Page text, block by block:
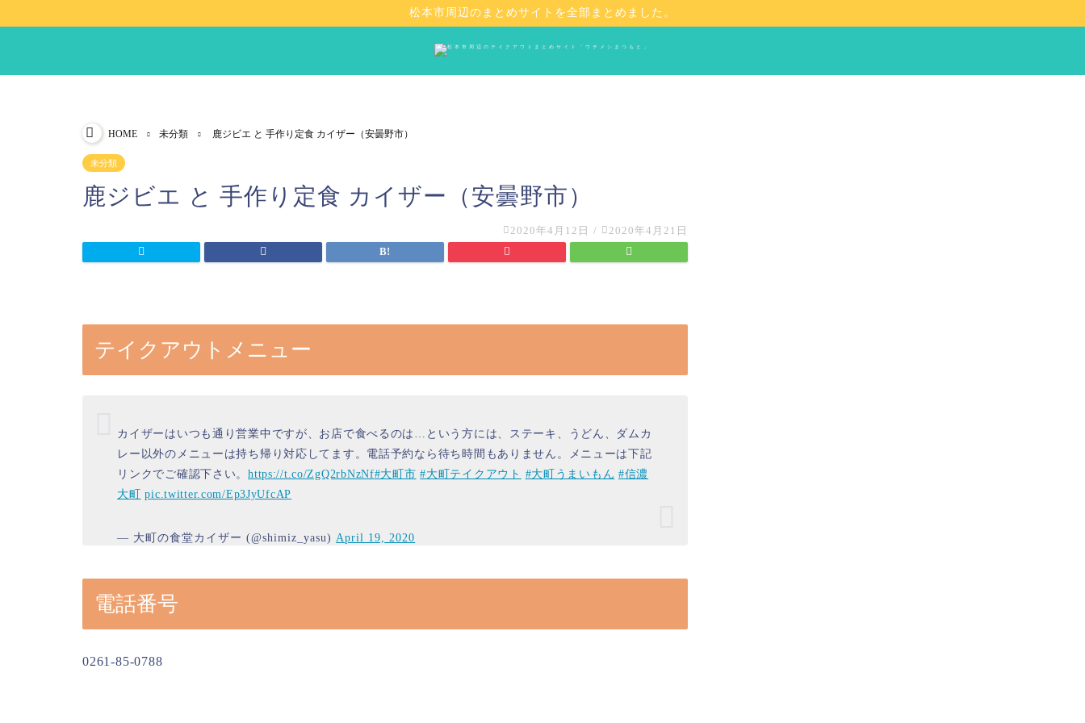
松本市周辺のまとめサイトを全部まとめました。
HOME 未分類 鹿ジビエ と 手作り定食 カイザー（安曇野市）
未分類
鹿ジビエ と 手作り定食 カイザー（安曇野市）
2020年4月12日 / 2020年4月21日
テイクアウトメニュー
カイザーはいつも通り営業中ですが、お店で食べるのは…という方には、ステーキ、うどん、ダムカ
レー以外のメニューは持ち帰り対応してます。電話予約なら待ち時間もありません。メニューは下記
リンクでご確認下さい。https://t.co/ZgQ2rbNzNf#大町市 #大町テイクアウト #大町うまいもん #信濃
大町 pic.twitter.com/Ep3JyUfcAP
— 大町の食堂カイザー (@shimiz_yasu) April 19, 2020
電話番号
0261-85-0788